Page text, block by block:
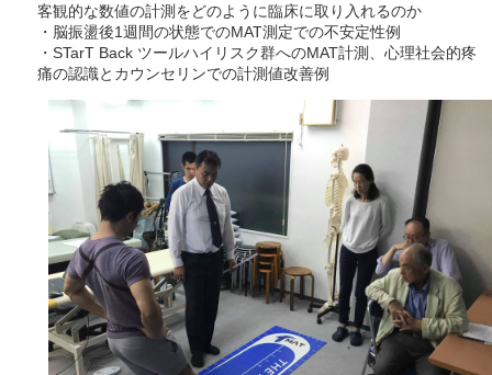
客観的な数値の計測をどのように臨床に取り入れるのか
・脳振盪後1週間の状態でのMAT測定での不安定性例
・STarT Back ツールハイリスク群へのMAT計測、心理社会的疼
痛の認識とカウンセリンでの計測値改善例